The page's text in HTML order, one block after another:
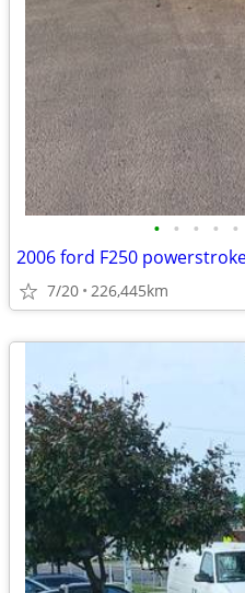
• • • • •
2006 ford F250
7/20 226,445km